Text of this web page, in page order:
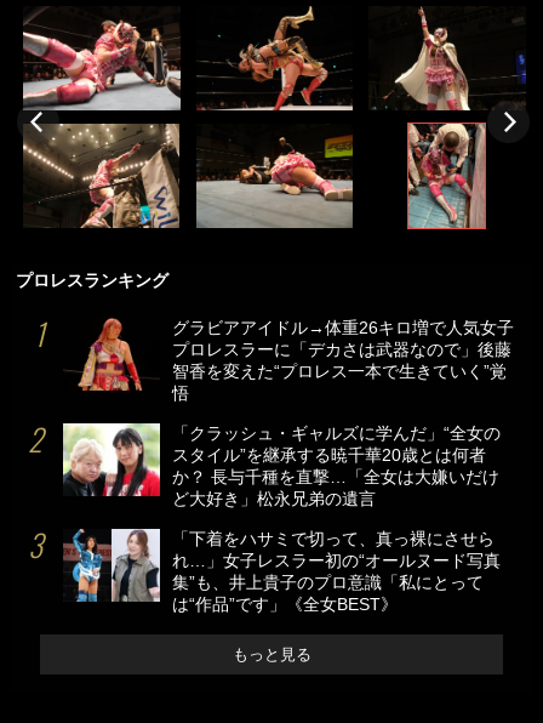
プロレスランキング
グラビアアイドル→体重26キロ増で人気女子
プロレスラーに「デカさは武器なので」後藤
智香を変えた“プロレス一本で生きていく”覚
悟
「クラッシュ・ギャルズに学んだ」“全女の
スタイル”を継承する暁千華20歳とは何者
か？ 長与千種を直撃…「全女は大嫌いだけ
ど大好き」松永兄弟の遺言
「下着をハサミで切って、真っ裸にさせら
れ…」女子レスラー初の“オールヌード写真
集”も、井上貴子のプロ意識「私にとって
は“作品”です」《全女BEST》
もっと見る